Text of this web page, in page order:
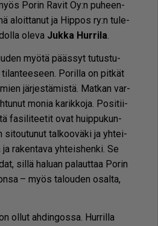
Po­rin Ra­vit Oy:n pu­heen­
aloit­ta­nut ja Hip­pos ry:n tu­le­
ole­va Juk­ka Hur­ri­la.
myö­tä pääs­syt tu­tus­tu­
Po­ril­la on pit­kät
jär­jes­tä­mis­tä. Mat­kan var­
mo­nia ka­rik­ko­ja. Po­si­tii­
fa­si­li­tee­tit ovat huip­pu­kun­
si­tou­tu­nut tal­koo­vä­ki ja yh­tei­
ra­ken­ta­va yh­teis­hen­ki. Se
sil­lä ha­lu­an pa­laut­taa Po­rin
– myös ta­lou­den osal­ta,
ol­lut ah­din­gos­sa. Hur­ril­la